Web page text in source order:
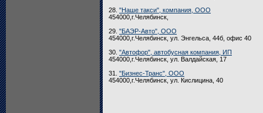
28. "Наше такси", компания, ООО
454000,г.Челябинск,
29. "БАЭР-Авто", ООО
454000,г.Челябинск, ул. Энгельса, 44б, офис 40
30. "Автофор", автобусная компания, ИП
454000,г.Челябинск, ул. Валдайская, 17
31. "Бизнес-Транс", ООО
454000,г.Челябинск, ул. Кислицина, 40